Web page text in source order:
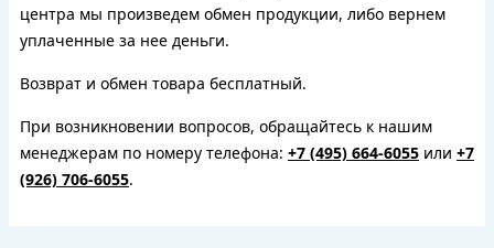
центра мы произведем обмен продукции, либо вернем
уплаченные за нее деньги.
Возврат и обмен товара бесплатный.
При возникновении вопросов, обращайтесь к нашим
менеджерам по номеру телефона: +7 (495) 664-6055 или +7
(926) 706-6055.